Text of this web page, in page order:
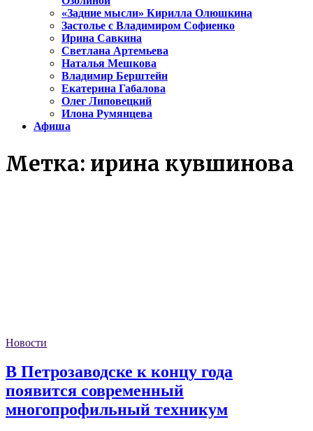
«Задние мысли» Кирилла Олюшкина
Застолье с Владимиром Софиенко
Ирина Савкина
Светлана Артемьева
Наталья Мешкова
Владимир Берштейн
Екатерина Габалова
Олег Липовецкий
Илона Румянцева
Афиша
Метка: ирина кувшинова
Новости
В Петрозаводске к концу года
появится современный
многопрофильный техникум